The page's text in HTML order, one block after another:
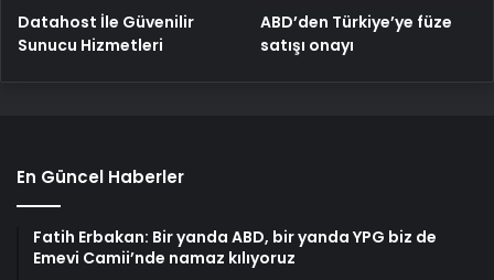
Datahost İle Güvenilir
Sunucu Hizmetleri
ABD’den Türkiye’ye füze
satışı onayı
En Güncel Haberler
Fatih Erbakan: Bir yanda ABD, bir yanda YPG biz de
Emevi Camii’nde namaz kılıyoruz